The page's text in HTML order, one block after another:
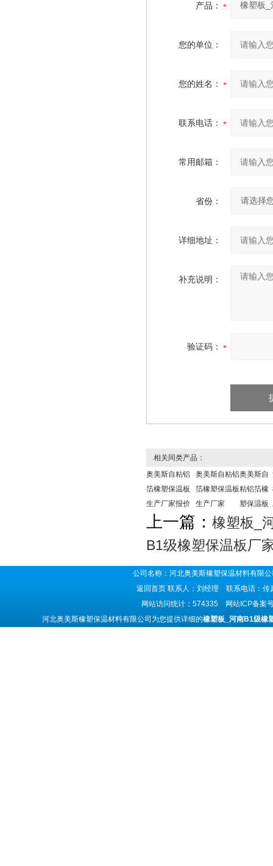
产品：
您的单位：
您的姓名：
联系电话：
常用邮箱：
省份：
详细地址：
补充说明：
验证码：
相关同类产品：
奥美斯自粘铝
箔橡塑保温板
生产厂家报价
奥美斯自粘铝
箔橡塑保温板
生产厂家
奥美斯自
粘铝箔橡
塑保温板
上一篇： 橡塑板_
B1级橡塑保温板厂
公司名称：河北奥美斯橡塑保温材料有
返回首页 联系人：刘经理 联系电话：
网站访问统计：574335 网站ICP备案
河北奥美斯橡塑保温材料有限公司为您提供详细的橡塑板_河南B1级橡